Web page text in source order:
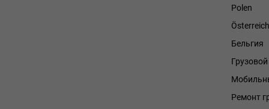
Polen
Österreich
Бельгия
Ремонт